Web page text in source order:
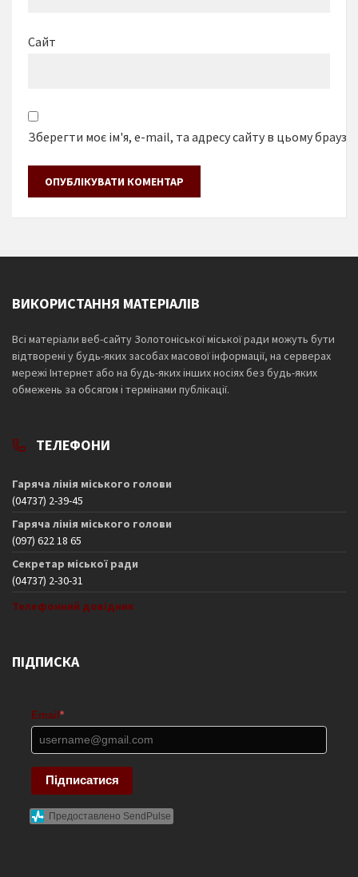
Сайт
Зберегти моє ім'я, e-mail, та адресу сайту в цьому
ВИКОРИСТАННЯ МАТЕРІАЛІВ
Всі матеріали веб-сайту Золотоніської міської ради можуть бути
відтворені у будь-яких засобах масової інформації, на серверах
мережі Інтернет або на будь-яких інших носіях без будь-яких
обмежень за обсягом і термінами публікації.
ТЕЛЕФОНИ
Гаряча лінія міського голови
(04737) 2-39-45
Гаряча лінія міського голови
(097) 622 18 65
Секретар міської ради
(04737) 2-30-31
Телефонний довідник
ПІДПИСКА
Email *
Підписатися
Предоставлено SendPulse